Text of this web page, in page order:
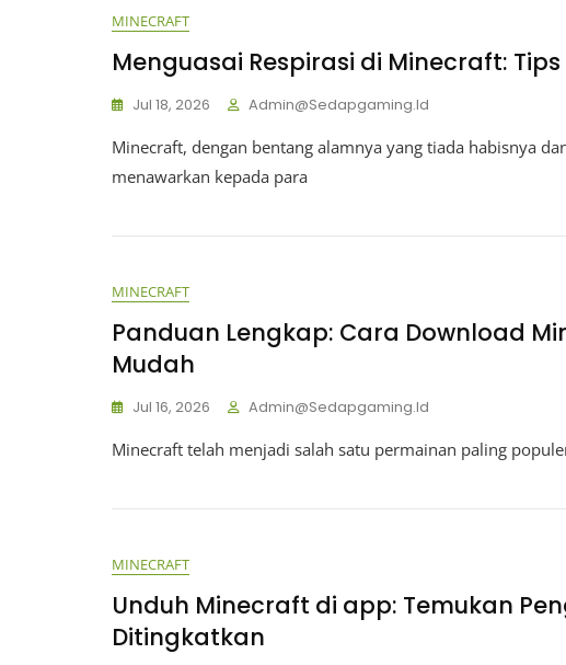
MINECRAFT
Menguasai Respirasi di Minecraft:
Jul 18, 2026 Admin@sedapgaming.id
Minecraft, dengan bentang alamnya yang tiada habisnya
menawarkan kepada para
MINECRAFT
Panduan Lengkap: Cara Download
Mudah
Jul 16, 2026 Admin@sedapgaming.id
Minecraft telah menjadi salah satu permainan paling
MINECRAFT
Unduh Minecraft di app: Temukan
Ditingkatkan